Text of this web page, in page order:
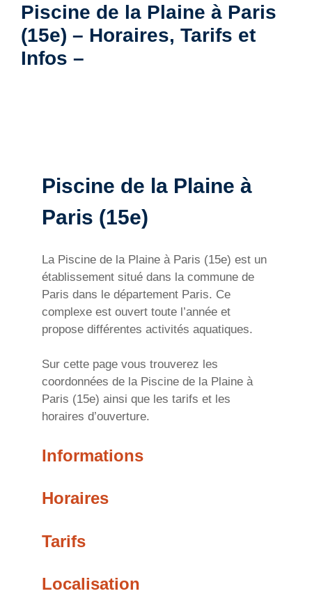
Piscine de la Plaine à Paris
(15e) – Horaires, Tarifs et
Infos –
Piscine de la Plaine à
Paris (15e)
La Piscine de la Plaine à Paris (15e) est un
établissement situé dans la commune de
Paris dans le département Paris. Ce
complexe est ouvert toute l’année et
propose différentes activités aquatiques.
Sur cette page vous trouverez les
coordonnées de la Piscine de la Plaine à
Paris (15e) ainsi que les tarifs et les
horaires d’ouverture.
Informations
Horaires
Tarifs
Localisation